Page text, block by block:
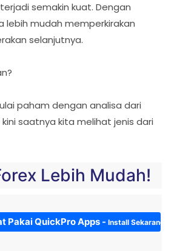
semakin kuat. Dengan
lebih mudah memperkirakan
selanjutnya.
paham dengan analisa dari
kini saatnya kita melihat jenis dari
Lebih Mudah!
Pakai QuickPro Apps - Install Sekarang!